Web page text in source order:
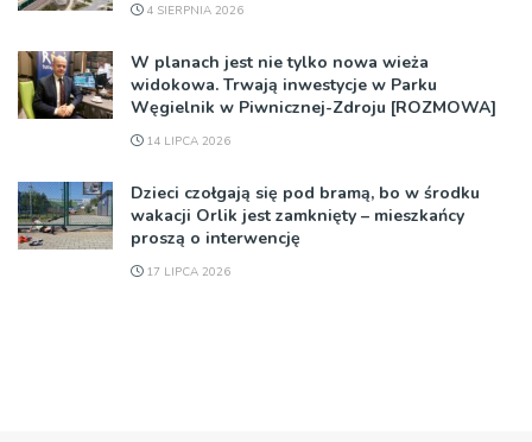
4 SIERPNIA 2026
W planach jest nie tylko nowa wieża
widokowa. Trwają inwestycje w Parku
Węgielnik w Piwnicznej-Zdroju [ROZMOWA]
14 LIPCA 2026
Dzieci czołgają się pod bramą, bo w środku
wakacji Orlik jest zamknięty – mieszkańcy
proszą o interwencję
17 LIPCA 2026